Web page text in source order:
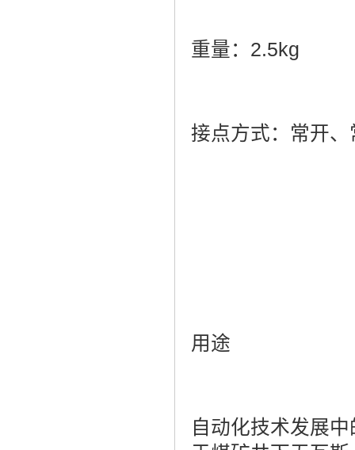
重量：2.5kg
接点方式：常开
用途
自动化技术发展